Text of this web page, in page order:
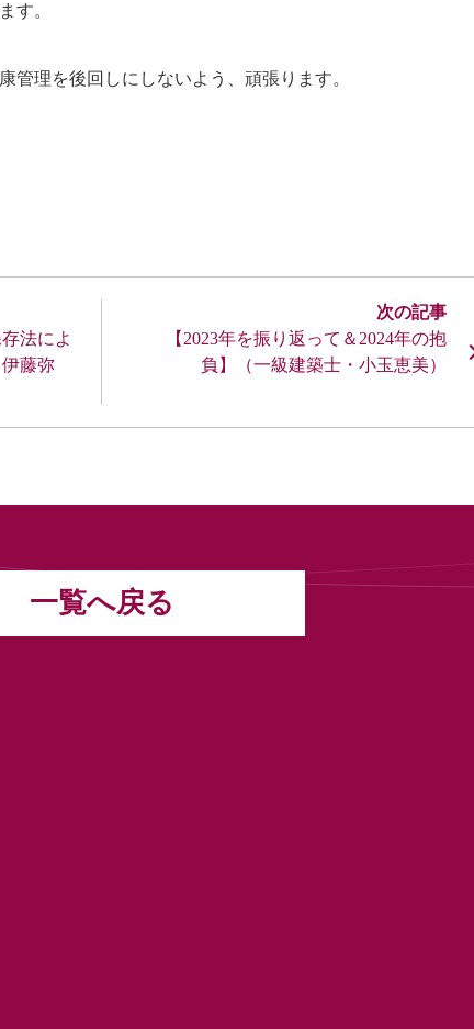
す。
管理を後回しにしないよう、頑張ります。
法によ
藤弥
【2023年を振り返って＆2024年の抱
負】（一級建築士・小玉恵美）
一覧へ戻る